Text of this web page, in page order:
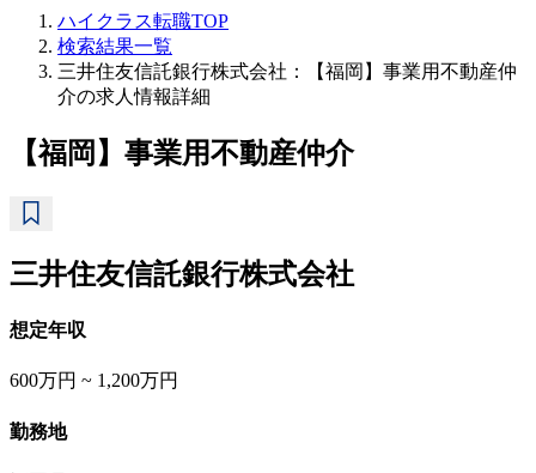
ハイクラス転職TOP
検索結果一覧
三井住友信託銀行株式会社：【福岡】事業用不動産仲
介の求人情報詳細
【福岡】事業用不動産仲介
三井住友信託銀行株式会社
想定年収
600万円 ~ 1,200万円
勤務地